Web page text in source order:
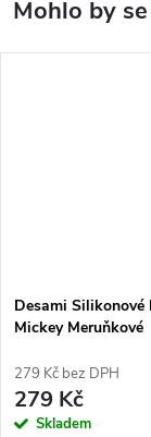
Desami Silikonové
Mickey Meruňkové
279 Kč bez DPH
279 Kč
Skladem